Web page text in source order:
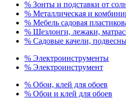
% Зонты и подставки от
% Металлическая и
% Мебель садовая
% Шезлонги, лежаки,
% Садовые качели,
% Электроинструменты
% Электроинструмент
% Обои, клей для обоев
% Обои и клей для обоев